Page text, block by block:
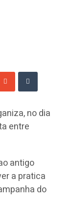
no dia
entre
antigo
a pratica
do